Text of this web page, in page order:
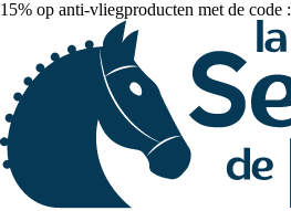
15% op anti-vliegproducten met de code :